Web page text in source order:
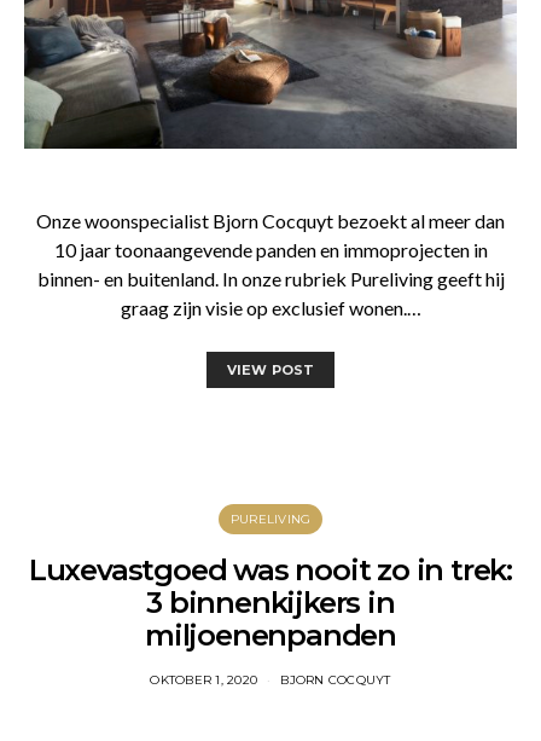
Onze woonspecialist Bjorn Cocquyt bezoekt al meer dan
10 jaar toonaangevende panden en immoprojecten in
binnen- en buitenland. In onze rubriek Pureliving geeft hij
graag zijn visie op exclusief wonen.…
VIEW POST
PURELIVING
Luxevastgoed was nooit zo in trek:
3 binnenkijkers in
miljoenenpanden
OKTOBER 1, 2020 BJORN COCQUYT